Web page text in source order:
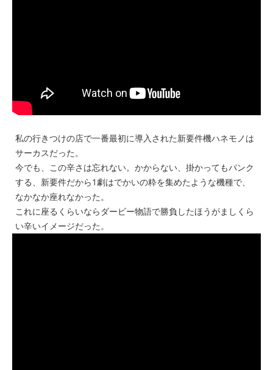
私の行きつけの店で一番最初に導入された新要件機ハネモノは
サーカスだった。
今でも、この辛さは忘れない。かからない、掛かってもパンク
する、新要件だから1劇はでかいの粋を集めたような機種で、
なかなか座れなかった。
これに座るくらいならダービー物語で勝負したほうがましくら
い辛いイメージだった。